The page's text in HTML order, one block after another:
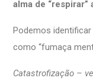
alma de “respirar”
Podemos
como “fumaça
Catastrofização –